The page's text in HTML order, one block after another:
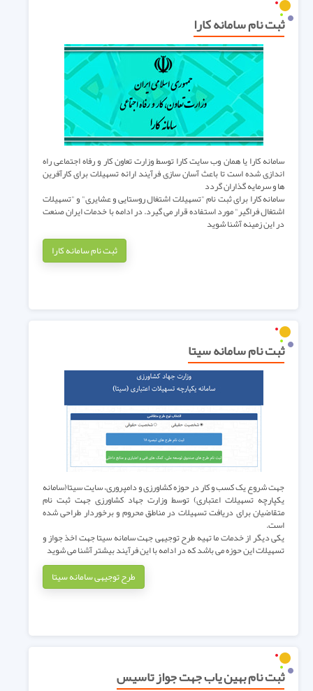
ثبت نام سامانه کارا
سامانه کارا یا همان وب سایت کارا توسط وزارت تعاون کار و رفاه اجتماعی راه
اندازی شده است تا باعث آسان سازی فرآیند ارائه تسهیلات برای کارآفرین
ها و سرمایه گذاران گردد
سامانه کارا برای ثبت نام "تسهیلات اشتغال روستایی و عشایری" و "تسهیلات
اشتغال فراگیر" مورد استفاده قرار می گیرد. در ادامه با خدمات ایران صنعت
در این زمینه آشنا شوید
ثبت نام سامانه کارا
ثبت نام سامانه سیتا
جهت شروع یک کسب و کار در حوزه کشاورزی و دامپروری،سایت سیتا(سامانه
یکپارچه تسهیلات اعتباری) توسط وزارت جهاد کشاورزی جهت ثبت نام
متقاضیان برای دریافت تسهیلات در مناطق محروم و برخوردار طراحی شده
است.
یکی دیگر از خدمات ما تهیه طرح توجیهی جهت سامانه سیتا جهت اخذ جواز و
تسهیلات این حوزه می باشد که در ادامه با این فرآیند بیشتر آشنا می شوید
طرح توجیهی سامانه سیتا
ثبت نام بهین یاب جهت جواز تاسیس